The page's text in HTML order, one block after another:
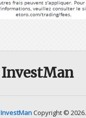
InvestMan
InvestManCopyright © 2026.